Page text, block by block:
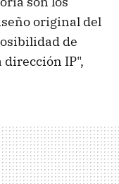
original del
de
IP",